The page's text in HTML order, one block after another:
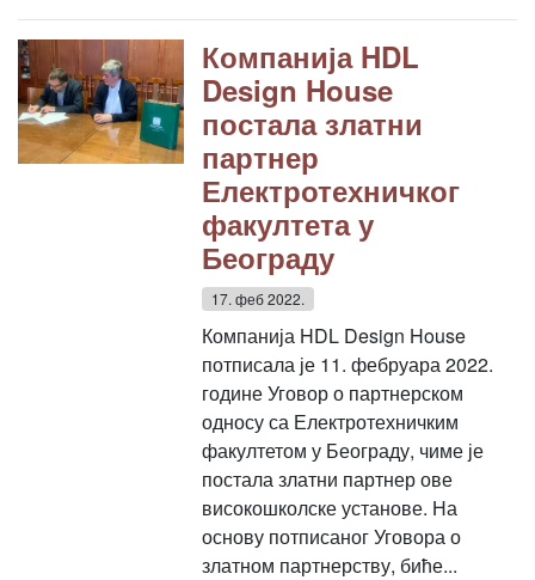
Компанија HDL
Design House
постала златни
партнер
Електротехничког
факултета у
Београду
17. феб 2022.
Компанија HDL Design House
потписала је 11. фебруара 2022.
године Уговор о партнерском
односу са Електротехничким
факултетом у Београду, чиме је
постала златни партнер ове
високошколске установе. На
основу потписаног Уговора о
златном партнерству, биће...